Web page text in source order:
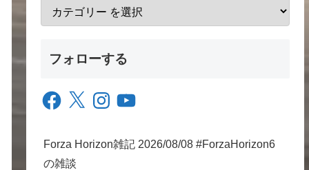
フォローする
Facebook
X InstagramYouTube
Forza Horizon雑記 2026/08/08 #ForzaHorizon6
の雑談